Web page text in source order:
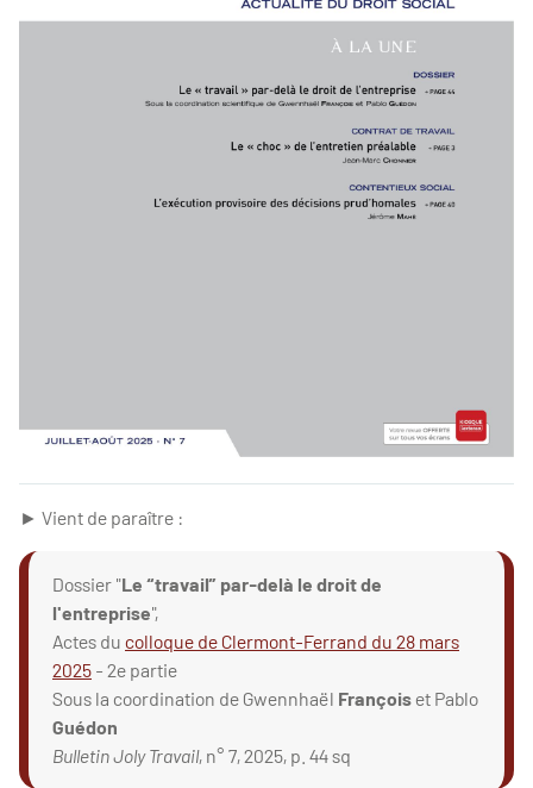
► Vient de paraître :
Dossier "Le “travail” par-delà le droit de
l'entreprise",
Actes du colloque de Clermont-Ferrand du 28 mars
2025 - 2e partie
Sous la coordination de Gwennhaël Françoiset Pablo
Guédon
Bulletin Joly Travail, n° 7, 2025, p. 44 sq